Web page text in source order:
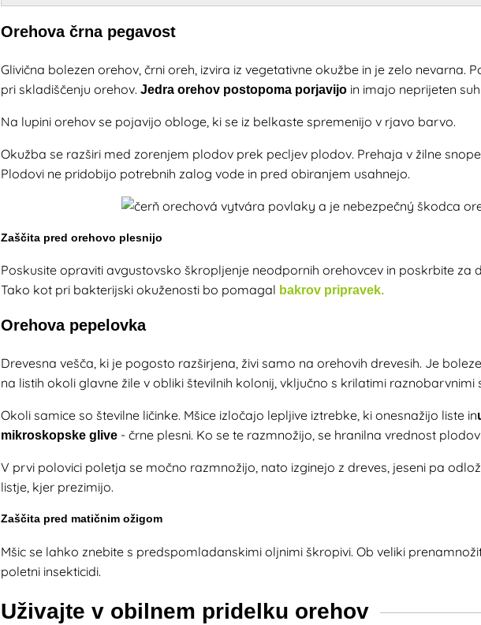
Orehova črna pegavost
Glivična bolezen orehov, črni oreh, izvira iz vegetativne okužbe in je zelo nevarna.
pri skladiščenju orehov.Jedra orehov postopoma porjavijo in imajo neprijeten
Na lupini orehov se pojavijo obloge, ki se iz belkaste spremenijo v rjavo barvo.
Okužba se razširi med zorenjem plodov prek pecljev plodov. Prehaja v žilne
Plodovi ne pridobijo potrebnih zalog vode in pred obiranjem usahnejo.
Zaščita pred orehovo plesnijo
Poskusite opraviti avgustovsko škropljenje neodpornih orehovcev in poskrbite za
Tako kot pri bakterijski okuženosti bo pomagal bakrov pripravek.
Orehova pepelovka
Drevesna vešča, ki je pogosto razširjena, živi samo na orehovih drevesih. Je
na listih okoli glavne žile v obliki številnih kolonij, vključno s krilatimi raznobarvnimi
Okoli samice so številne ličinke. Mšice izločajo lepljive iztrebke, ki onesnažijo liste in
mikroskopske glive - črne plesni. Ko se te razmnožijo, se hranilna vrednost
V prvi polovici poletja se močno razmnožijo, nato izginejo z dreves, jeseni pa
listje, kjer prezimijo.
Zaščita pred matičnim ožigom
Mšic se lahko znebite s predspomladanskimi oljnimi škropivi. Ob veliki
poletni insekticidi.
Uživajte v obilnem pridelku orehov